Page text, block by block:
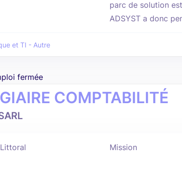
parc de solution
ADSYST a donc
et TI - Autre
fermée
COMPTABILITÉ
Mission